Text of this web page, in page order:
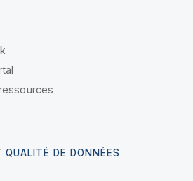
QUALITÉ DE DONNÉES